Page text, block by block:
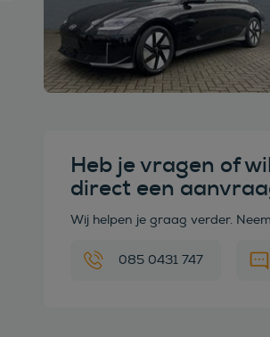
Heb je vragen of
direct een
Wij helpen je graag verder.
085 0431 747